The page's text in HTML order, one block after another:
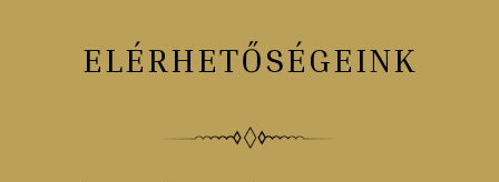
ELÉRHETŐSÉGEINK